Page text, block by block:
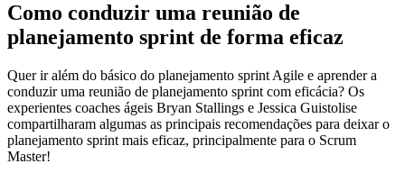
Como conduzir uma reunião de
planejamento sprint de forma eficaz
Quer ir além do básico do planejamento sprint Agile e aprender a
conduzir uma reunião de planejamento sprint com eficácia? Os
experientes coaches ágeis Bryan Stallings e Jessica Guistolise
compartilharam algumas as principais recomendações para deixar o
planejamento sprint mais eficaz, principalmente para o Scrum
Master!